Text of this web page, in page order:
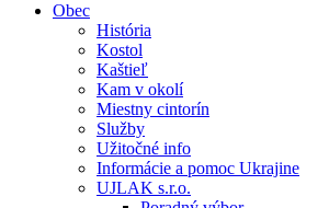
Obec
História
Kostol
Kaštieľ
Kam v okolí
Miestny cintorín
Služby
Užitočné info
Informácie a pomoc Ukrajine
UJLAK s.r.o.